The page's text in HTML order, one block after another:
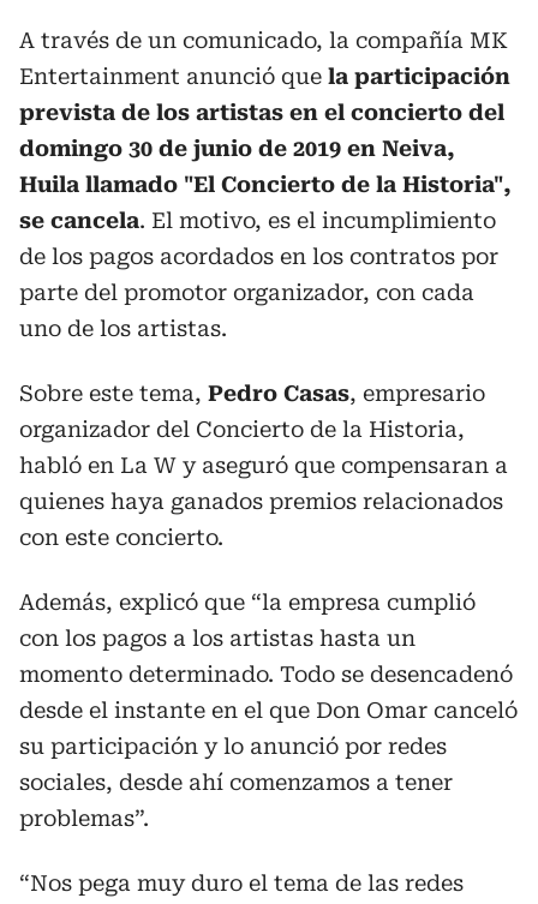
A través de un comunicado, la compañía MK
Entertainment anunció que la participación
prevista de los artistas en el concierto del
domingo 30 de junio de 2019 en Neiva,
Huila llamado "El Concierto de la Historia",
se cancela. El motivo, es el incumplimiento
de los pagos acordados en los contratos por
parte del promotor organizador, con cada
uno de los artistas.
Sobre este tema, Pedro Casas, empresario
organizador del Concierto de la Historia,
habló en La W y aseguró que compensaran a
quienes haya ganados premios relacionados
con este concierto.
Además, explicó que “la empresa cumplió
con los pagos a los artistas hasta un
momento determinado. Todo se desencadenó
desde el instante en el que Don Omar canceló
su participación y lo anunció por redes
sociales, desde ahí comenzamos a tener
problemas”.
“Nos pega muy duro el tema de las redes